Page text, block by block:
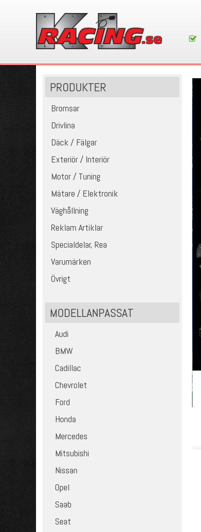
PRODUKTER
Bromsar
Drivlina
Däck / Fälgar
Exteriör / Interiör
Motor / Tuning
Mätare / Elektronik
Väghållning
Reklam Artiklar
Specialdelar, Rea
Varumärken
Övrigt
MODELLANPASSAT
Audi
BMW
Cadillac
Chevrolet
Ford
Honda
Mercedes
Mitsubishi
Nissan
Opel
Saab
Seat